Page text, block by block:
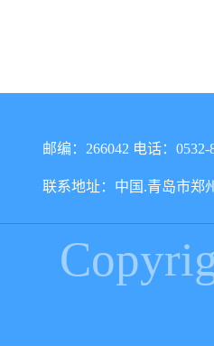
邮编：266042 电话：0532-
联系地址：中国.青岛市郑